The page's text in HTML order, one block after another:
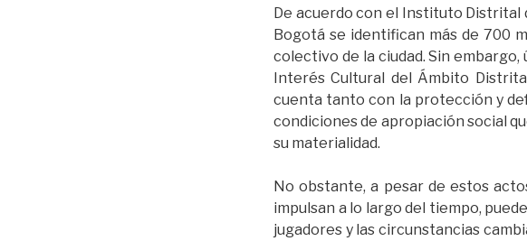
De acuerdo con el Instituto Distrital
Bogotá se identifican más de 700
colectivo de la ciudad. Sin
Interés Cultural del Ámbito
cuenta tanto con la protección y
condiciones de apropiación social
su materialidad.
No obstante, a pesar de estos
impulsan a lo largo del tiempo,
jugadores y las circunstancias